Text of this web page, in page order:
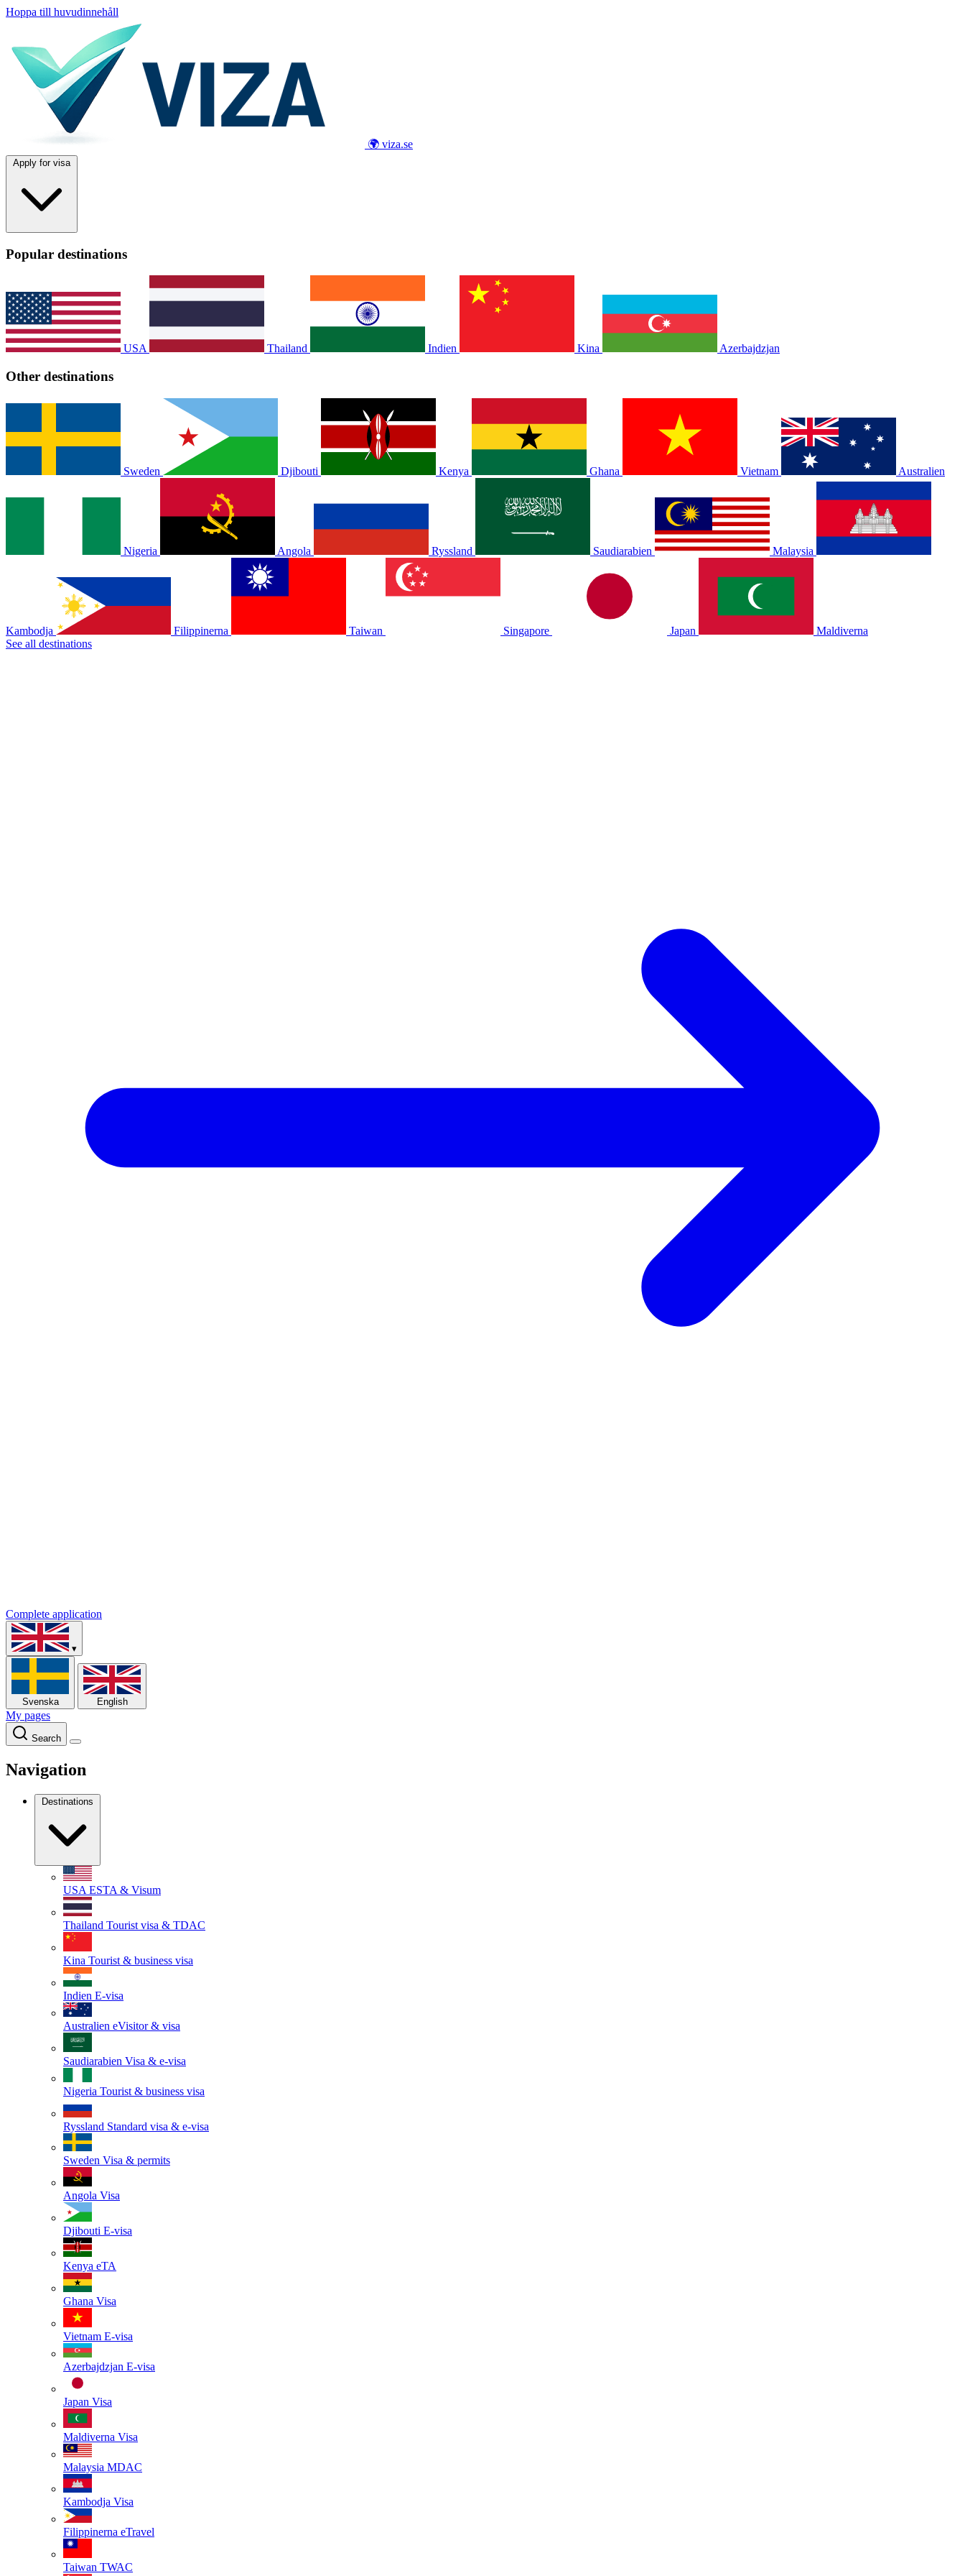
Hoppa till huvudinnehåll
🌍 viza.se
Apply for visa
Popular destinations
USA Thailand Indien Kina Azerbajdzjan
Other destinations
Sweden Djibouti Kenya Ghana Vietnam Australien
Nigeria Angola Ryssland Saudiarabien Malaysia
Kambodja Filippinerna Taiwan Singapore Japan
Maldiverna
See all destinations
Complete application
▾
Svenska English
My pages
Search
Navigation
Destinations
USA ESTA & Visum
Thailand Tourist visa & TDAC
Kina Tourist & business visa
Indien E-visa
Australien eVisitor & visa
Saudiarabien Visa & e-visa
Nigeria Tourist & business visa
Ryssland Standard visa & e-visa
Sweden Visa & permits
Angola Visa
Djibouti E-visa
Kenya eTA
Ghana Visa
Vietnam E-visa
Azerbajdzjan E-visa
Japan Visa
Maldiverna Visa
Malaysia MDAC
Kambodja Visa
Filippinerna eTravel
Taiwan TWAC